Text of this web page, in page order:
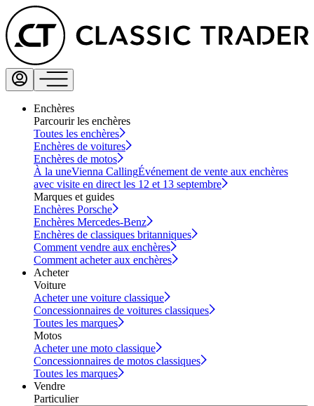
Enchères
Parcourir les enchères
Toutes les enchères
Enchères de voitures
Enchères de motos
À la uneVienna CallingÉvénement de vente aux enchères
avec visite en direct les 12 et 13 septembre
Marques et guides
Enchères Porsche
Enchères Mercedes-Benz
Enchères de classiques britanniques
Comment vendre aux enchères
Comment acheter aux enchères
Acheter
Voiture
Acheter une voiture classique
Concessionnaires de voitures classiques
Toutes les marques
Motos
Acheter une moto classique
Concessionnaires de motos classiques
Toutes les marques
Vendre
Particulier